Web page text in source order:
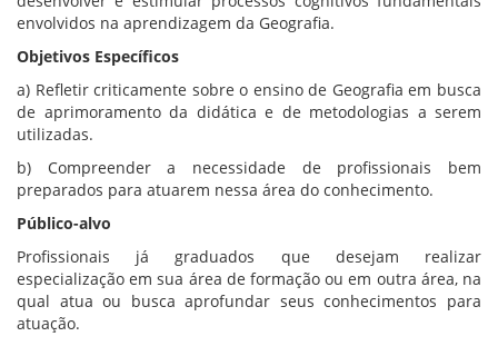
envolvidos na aprendizagem da Geografia.
Objetivos Específicos
a) Refletir criticamente sobre o ensino de Geografia em busca
de aprimoramento da didática e de metodologias a serem
utilizadas.
b) Compreender a necessidade de profissionais bem
preparados para atuarem nessa área do conhecimento.
Público-alvo
Profissionais já graduados que desejam realizar
especialização em sua área de formação ou em outra área, na
qual atua ou busca aprofundar seus conhecimentos para
atuação.